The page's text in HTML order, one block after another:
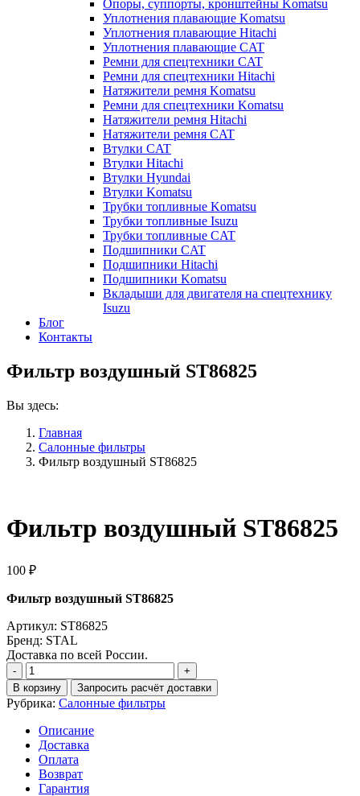
Опоры, суппорты, кронштейны Komatsu
Уплотнения плавающие Komatsu
Уплотнения плавающие Hitachi
Уплотнения плавающие CAT
Ремни для спецтехники CAT
Ремни для спецтехники Hitachi
Натяжители ремня Komatsu
Ремни для спецтехники Komatsu
Натяжители ремня Hitachi
Натяжители ремня CAT
Втулки CAT
Втулки Hitachi
Втулки Hyundai
Втулки Komatsu
Трубки топливные Komatsu
Трубки топливные Isuzu
Трубки топливные CAT
Подшипники CAT
Подшипники Hitachi
Подшипники Komatsu
Вкладыши для двигателя на спецтехнику
Isuzu
Блог
Контакты
Фильтр воздушный ST86825
Вы здесь:
Главная
Салонные фильтры
Фильтр воздушный ST86825
Фильтр воздушный ST86825
100 ₽
Фильтр воздушный ST86825
Артикул: ST86825
Бренд: STAL
Доставка по всей России.
Количество
Фильтр
воздушный
ST86825
В корзину Запросить расчёт доставки
Рубрика: Салонные фильтры
Описание
Доставка
Оплата
Возврат
Гарантия